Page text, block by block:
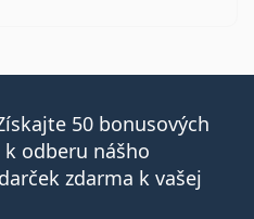
50 bonusových
odberu nášho
zdarma k vašej